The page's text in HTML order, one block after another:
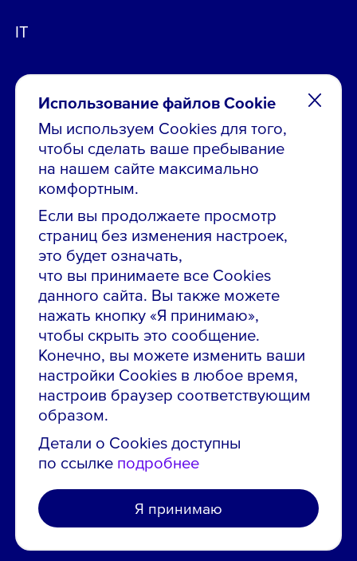
Использование файлов Cookie
Мы используем Cookies для того,
чтобы сделать ваше пребывание
на нашем сайте максимально
комфортным.
Если вы продолжаете просмотр
страниц без изменения настроек,
это будет означать,
что вы принимаете все Cookies
данного сайта. Вы также можете
нажать кнопку «Я принимаю»,
чтобы скрыть это сообщение.
Конечно, вы можете изменить ваши
настройки Cookies в любое время,
настроив браузер соответствующим
образом.
Детали о Cookies доступны
по ссылке подробнее
Я принимаю
Остались вопросы по вакансиям?
Звони в контакт-центр:
8 800 700-19-43
IT
Сообщить об ошибке на сайте
ПАО «ГМК «Норильский никель»
Использование материалов сайта
без согласования запрещено.
Российская Федерация, 123112, г. Москва, 1-й
Красногвардейский проезд., д. 15
Политика конфиденциальности
Политика использования файлов cookie
Пользовательское соглашение об использовании
сайта
Создано в агентстве